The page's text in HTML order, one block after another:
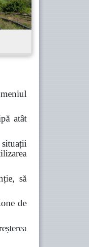
atât
să
de